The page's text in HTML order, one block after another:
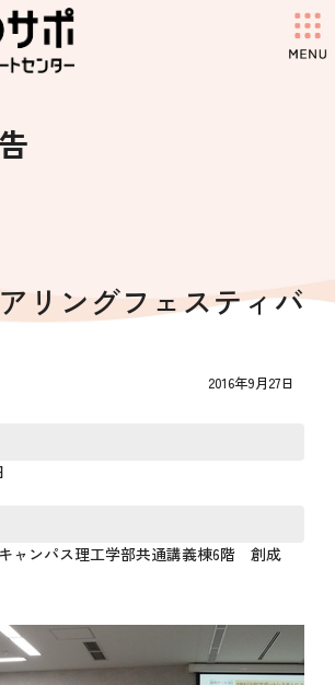
リングフェスティバ
2016年9月27日
ャンパス理工学部共通講義棟6階 創成